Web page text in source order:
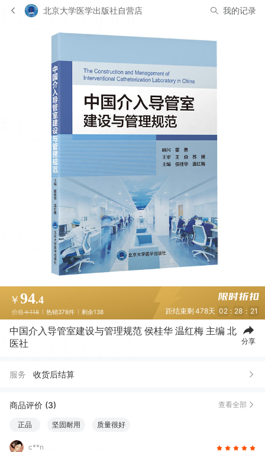
北京大学医学出版社自营店 我的记录
￥ 94.4
价格￥118 热销378件 剩余138 距结束剩 478天 02 : 28 : 20
中国介入导管室建设与管理规范 侯桂华 温红梅 主编 北
医社
分享
服务 收货后结算
商品评价 (3) 查看全部
正品 坚固耐用 质量很好
c**n